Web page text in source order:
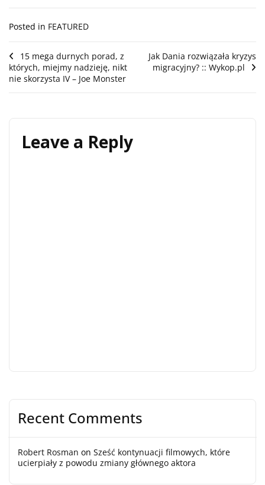
Recent Comments
Robert Rosman on Sześć kontynuacji filmowych, które
ucierpiały z powodu zmiany głównego aktora
Posted in FEATURED
Post
navigation
15 mega durnych porad, z
których, miejmy nadzieję, nikt
nie skorzysta IV – Joe Monster
Jak Dania rozwiązała kryzys
migracyjny? :: Wykop.pl
Leave a Reply